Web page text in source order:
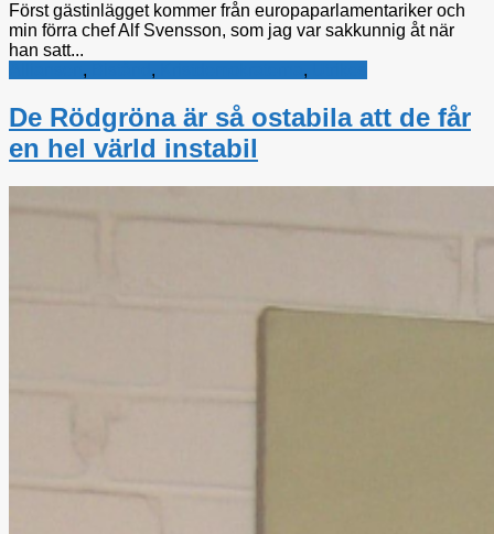
Först gästinlägget kommer från europaparlamentariker och
min förra chef Alf Svensson, som jag var sakkunnig åt när
han satt...
, , ,
De Rödgröna är så ostabila att de får
en hel värld instabil